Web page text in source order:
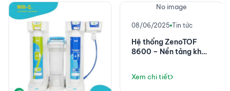
No image
08/06/2025 Tin tức
Hệ thống ZenoTOF
8600 – Nền tảng khối
độ nhạy đột phá
Xem chi tiết